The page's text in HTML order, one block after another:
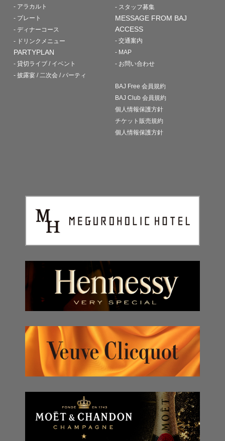
- アラカルト
- プレート
- ディナーコース
- ドリンクメニュー
PARTYPLAN
- 貸切ライブ / イベント
- 披露宴 / 二次会 / パーティ
- スタッフ募集
MESSAGE FROM BAJ
ACCESS
- 交通案内
- MAP
- お問い合わせ
BAJ Free 会員規約
BAJ Club 会員規約
個人情報保護方針
チケット販売規約
個人情報保護方針